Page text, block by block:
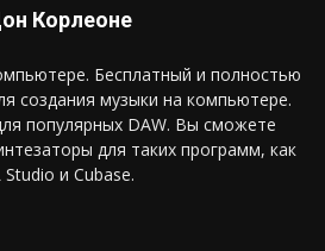
Корлеоне
Бесплатный и полностью
создания музыки на компьютере.
популярных DAW. Вы сможете
для таких программ, как
Studio и Cubase.